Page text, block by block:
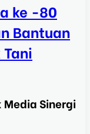
ke -80
Bantuan
Media Sinergi